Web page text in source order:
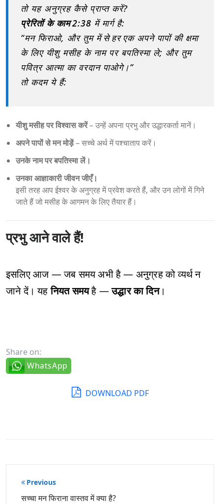
तो यह अनुग्रह कैसे प्राप्त करें?
प्रेरितों के काम 2:38 में मार्ग है:
“मन फिराओ, और तुम में से हर एक अपने पापों की क्षमा
के लिए यीशु मसीह के नाम पर बपतिस्मा ले; और तुम
पवित्र आत्मा का वरदान पाओगे।”
तो कदम ये हैं:
यीशु मसीह पर विश्वास करें– उन्हें अपना प्रभु और उद्धारकर्ता मानें।
अपने पापों से मन मोड़ें– सच्चे अर्थ में पश्चाताप करें।
उनके नाम पर बपतिस्मा लें।
उनका आज्ञाकारी जीवन जीएँ।
इसी तरह आप ईश्वर के अनुग्रह में प्रवेश करते हैं, और उन लोगों में गिने
जाते हैं जो मसीह के आगमन के लिए तैयार हैं।
प्रभु आने वाले हैं!
इसलिए आज — जब समय अभी है — अनुग्रह को व्यर्थ न
जाने दें। यहनियत समयहै —उद्धार का दिन।
Share on:
WhatsApp
DOWNLOAD PDF
पोस्ट
नेविगेशन
Previous
सच्चा मन फिराना वास्तव में क्या है?